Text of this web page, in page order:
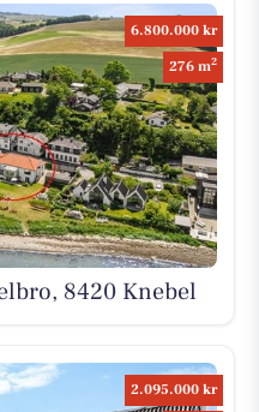
6.800.000 kr
276 m2
8420 Knebel
2.095.000 kr